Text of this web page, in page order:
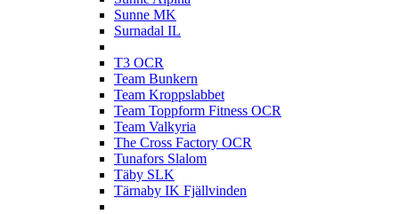
Sunne MK
Surnadal IL
T3 OCR
Team Bunkern
Team Kroppslabbet
Team Toppform Fitness OCR
Team Valkyria
The Cross Factory OCR
Tunafors Slalom
Täby SLK
Tärnaby IK Fjällvinden